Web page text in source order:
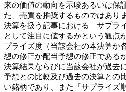
来の価値の動向を示唆あるいは保
た、売買を推奨するものではあり
決算を扱う記事における「サプラ
として注目に値するかという観点
プライズ度（当該会社の本決算か
想の修正か配当予想の修正である
決算結果ならびに当該会社が過去
予想との比較及び過去の決算との
い銘柄であり、また「サプライズ